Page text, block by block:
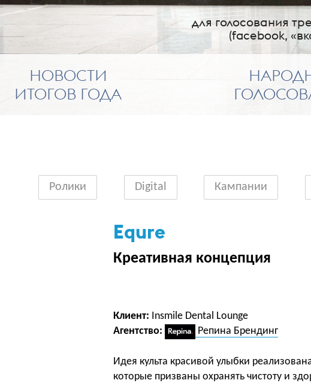
для голосования
(facebook,
НОВОСТИ
ИТОГОВ ГОДА
Ролики Digital Кампании
Equre
Креативная концепция
Клиент: Insmile Dental Lounge
Агентство:
Репина Брендинг
Идея культа красивой улыбки
которые призваны охранять чистоту и